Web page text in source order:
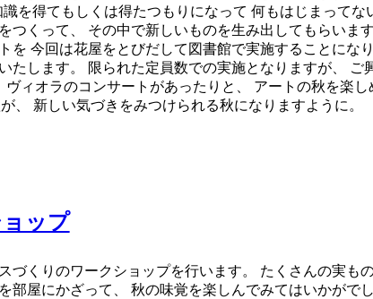
を得てもしくは得たつもりになって 何もはじまって
くって、 その中で新しいものを生み出してもらいま
を 今回は花屋をとびだして図書館で実施することにな
たします。 限られた定員数での実施となりますが、
ィオラのコンサートがあったりと、 アートの秋を楽
が、 新しい気づきをみつけられる秋になりますように。
ップ
づくりのワークショップを行います。 たくさんの実も
屋にかざって、 秋の味覚を楽しんでみてはいかがで